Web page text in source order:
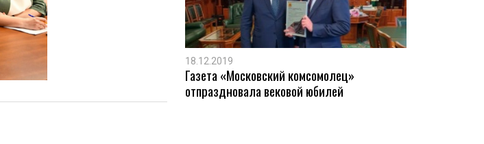
18.12.2019
Газета «Московский комсомолец»
отпраздновала вековой юбилей